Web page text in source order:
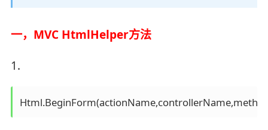
一，MVC HtmlHelper方法
1.